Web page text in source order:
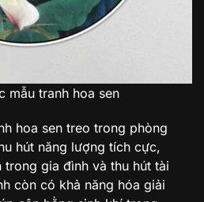
mẫu tranh hoa sen
hoa sen treo trong phòng
hút năng lượng tích cực,
trong gia đình và thu hút tài
còn có khả năng hóa giải